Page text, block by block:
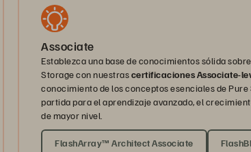
Associate
Establezca una base de conocimientos sólida
Storage con nuestrascertificaciones Associate-
conocimiento de los conceptos esenciales de
partida para el aprendizaje avanzado, el
de mayor nivel.
FlashArray™ Architect Associate